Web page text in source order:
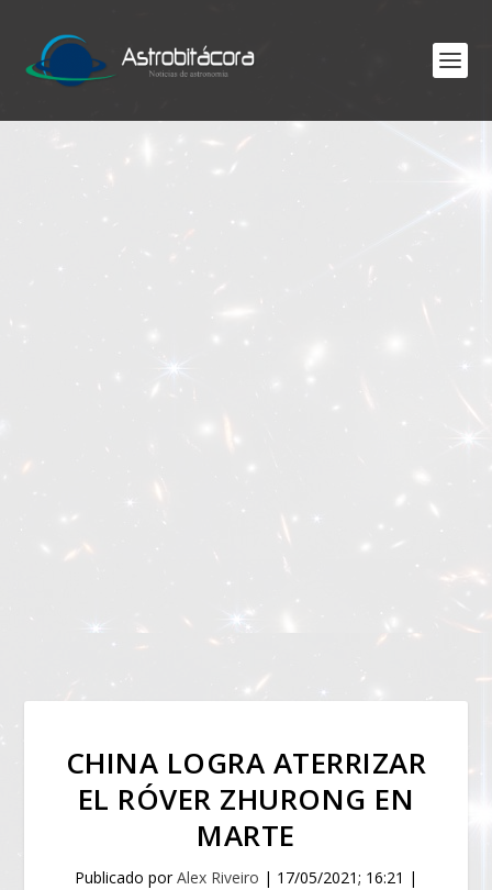
CHINA LOGRA ATERRIZAR
EL RÓVER ZHURONG EN
MARTE
Publicado porAlex Riveiro | 17/05/2021; 16:21 |